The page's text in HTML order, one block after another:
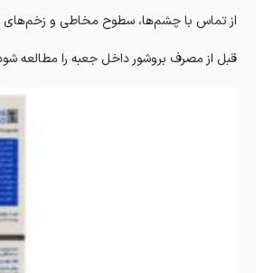
از تماس با چشم‌ها، سطوح مخاطی و زخم‌های
قبل از مصرف بروشور داخل جعبه را مطالعه